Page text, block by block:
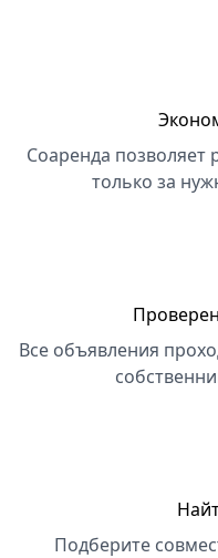
Соаренда позволяет
только за
Все объявления
Подберите